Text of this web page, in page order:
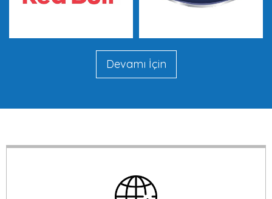
Devamı İçin